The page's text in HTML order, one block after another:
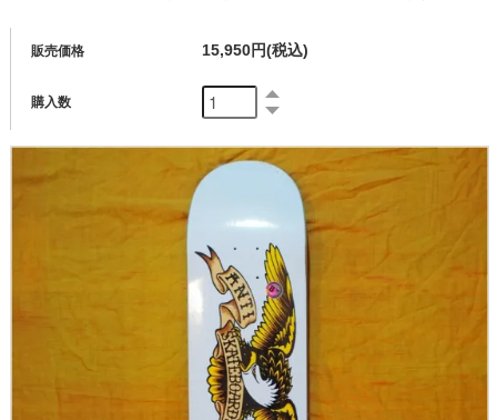
販売価格 15,950円(税込)
購入数